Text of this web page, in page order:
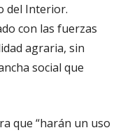
del Interior.
con las fuerzas
agraria, sin
social que
que “harán un uso